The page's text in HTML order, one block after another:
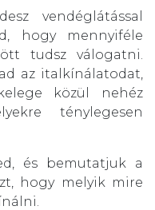
vendéglátással
hogy mennyiféle
tudsz válogatni.
az italkínálatodat,
közül nehéz
ténylegesen
és bemutatjuk a
hogy melyik mire